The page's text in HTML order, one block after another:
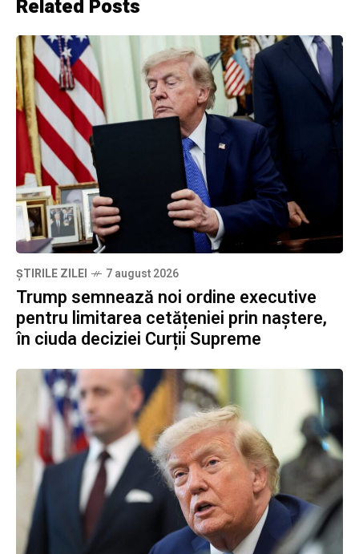
Related Posts
ȘTIRILE ZILEI 7 august 2026
Trump semnează noi ordine executive
pentru limitarea cetățeniei prin naștere,
în ciuda deciziei Curții Supreme